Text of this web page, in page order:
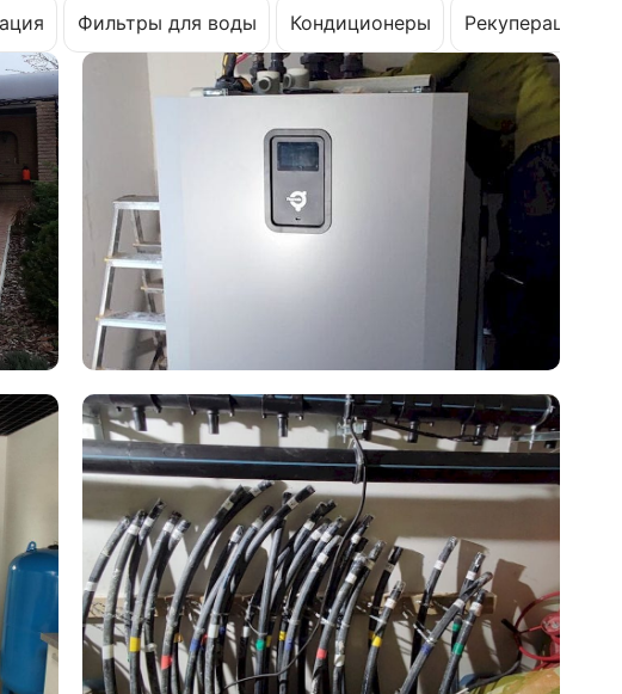
Фильтры для воды Кондиционеры Рекуперация